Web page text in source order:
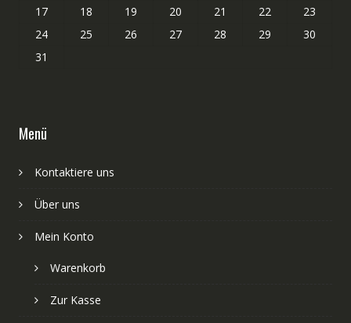
17
18 19 20 21 22
23
24
25 26 27 28 29
30
31
Menü
Kontaktiere uns
Über uns
Mein Konto
Warenkorb
Zur Kasse